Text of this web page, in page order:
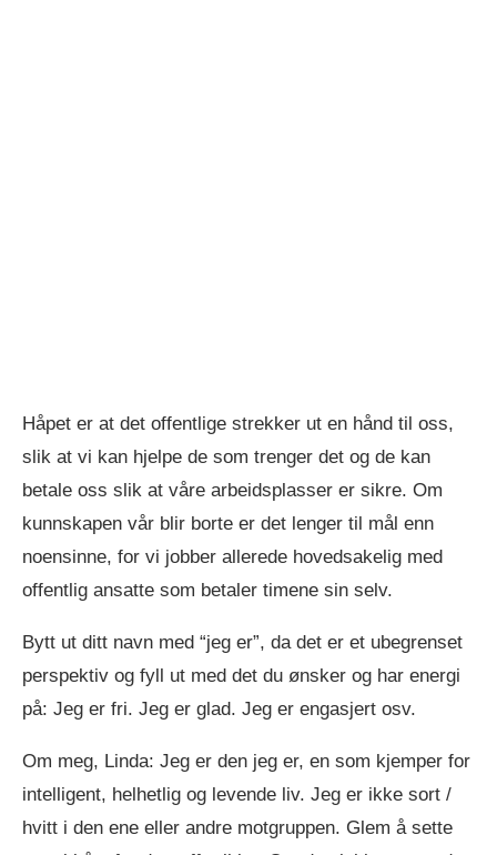
Håpet er at det offentlige strekker ut en hånd til oss,
slik at vi kan hjelpe de som trenger det og de kan
betale oss slik at våre arbeidsplasser er sikre. Om
kunnskapen vår blir borte er det lenger til mål enn
noensinne, for vi jobber allerede hovedsakelig med
offentlig ansatte som betaler timene sin selv.
Bytt ut ditt navn med “jeg er”, da det er et ubegrenset
perspektiv og fyll ut med det du ønsker og har energi
på: Jeg er fri. Jeg er glad. Jeg er engasjert osv.
Om meg, Linda: Jeg er den jeg er, en som kjemper for
intelligent, helhetlig og levende liv. Jeg er ikke sort /
hvitt i den ene eller andre motgruppen. Glem å sette